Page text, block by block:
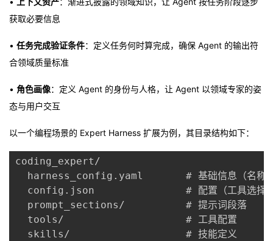
获取必要信息
• 任务完成验证条件：定义任务何时算完成，确保 Agent 的输出符
合领域质量标准
• 角色画像：定义 Agent 的身份与人格，让 Agent 以领域专家的姿
态与用户交互
以一个编程场景的 Expert Harness 扩展为例，其目录结构如下：
coding_expert/
harness_config.yaml       # 基础信息（名称、
config.json               # 配置（工具选择
  prompt_sections/          # 提示词段落
  tools/                    # 工具配置
  skills/                   # 技能定义